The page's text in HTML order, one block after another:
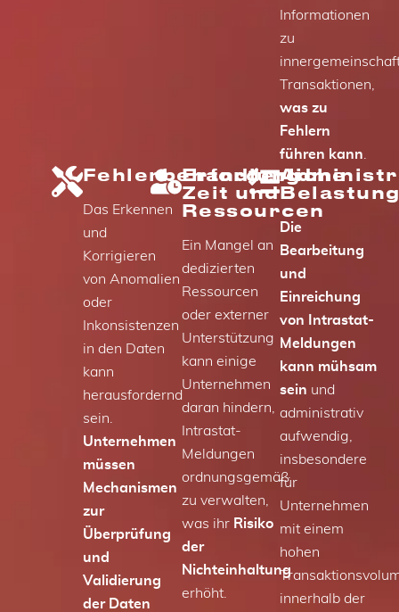
Informationen
zu
Transaktionen,
was zu
Fehlern
führen kann
Fehlerbehandlung
Das Erkennen
und
Korrigieren
von Anomalien
oder
Inkonsistenzen
in den Daten
kann
herausfordernd
sein.
Unternehmen
müssen
Mechanismen
zur
Überprüfung
und
Validierung
der Daten
Erforderliche
Zeit und
Ressourcen
Ein Mangel an
dedizierten
Ressourcen
oder externer
Unterstützung
kann einige
Unternehmen
daran hindern,
Intrastat-
Meldungen
ordnungsgemäß
zu verwalten,
was ihr Risiko
der
Nichteinhaltung
erhöht.
Die
Bearbeitung
und
Einreichung
von Intrastat-
Meldungen
kann mühsam
sein und
administrativ
aufwendig,
insbesondere
für
Unternehmen
mit einem
hohen
innerhalb der